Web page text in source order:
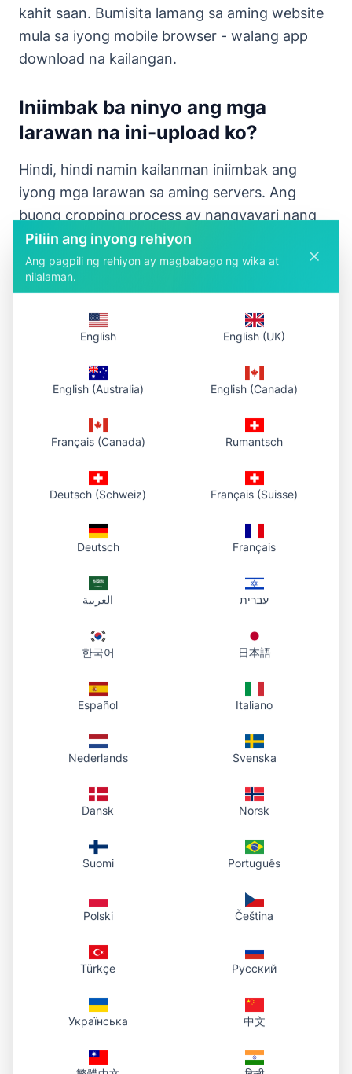
kahit saan. Bumisita lamang sa aming website
mula sa iyong mobile browser - walang app
download na kailangan.
Iniimbak ba ninyo ang mga
larawan na ini-upload ko?
Hindi, hindi namin kailanman iniimbak ang
iyong mga larawan sa aming servers. Ang
buong cropping process ay nangyayari nang
direkta sa iyong browser, na nangangahulugan
na ang iyong mga larawan ay nananatiling
ganap na pribado. Kapag umalis ka sa pahina,
tinatanggal.
Anong mga image format ang
maaari kong gamitin sa circle
crop tool?
standard image formats kabilang ang JPG,
alinman sa mga format na ito at ang iyong
circular cropped image ay i-download bilang
PNG file na may transparency sa paligid ng
Magkakaroon ba ang aking
circular cropped image ng
transparent background?
Oo, kapag i-download mo ang iyong cropped
image, magkakaroon ito ng transparent
background sa paligid ng bilog. Ginagawa
nitong perpekto para sa paglalagay sa mga
gusto mo lamang na ang circular portion ay
Maaari ba akong i-adjust ang laki
ng circle crop?
perpektong 1:1 aspect ratio, ngunit maaari
kang mag-zoom in o out upang i-adjust kung
gaano karami ng iyong larawan ang lalabas sa
Piliin ang inyong rehiyon
Ang pagpili ng rehiyon ay magbabago ng wika at
nilalaman.
English English (UK)
English (Australia) English (Canada)
Français (Canada) Rumantsch
Deutsch (Schweiz) Français (Suisse)
Deutsch Français
العربية עברית
한국어 日本語
Español Italiano
Nederlands Svenska
Dansk Norsk
Suomi Português
Polski Čeština
Türkçe Русский
Українська 中文